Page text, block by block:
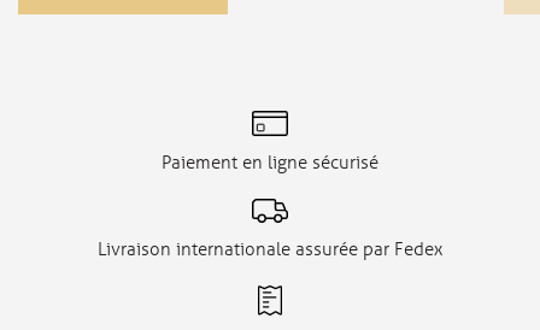
Paiement en ligne sécurisé
Livraison internationale assurée par Fedex